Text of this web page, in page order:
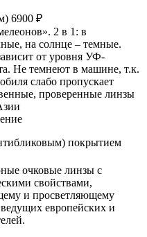
6900 ₽
2 в 1: в
на солнце – темные.
от уровня УФ-
Не темнеют в машине, т.к.
слабо пропускает
проверенные линзы
покрытием
очковые линзы с
свойствами,
и просветляющему
европейских и